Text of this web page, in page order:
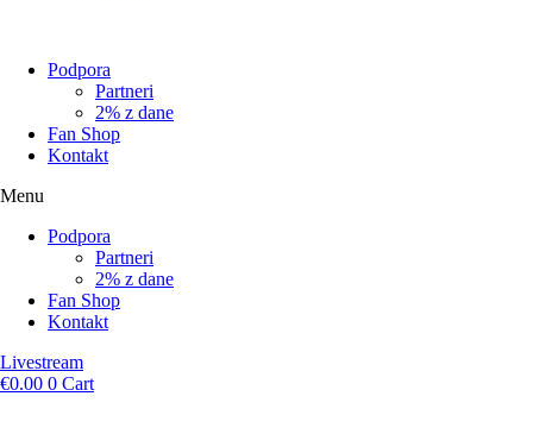
Podpora
Partneri
2% z dane
Fan Shop
Kontakt
Menu
Podpora
Partneri
2% z dane
Fan Shop
Kontakt
Livestream
€0.00 0 Cart